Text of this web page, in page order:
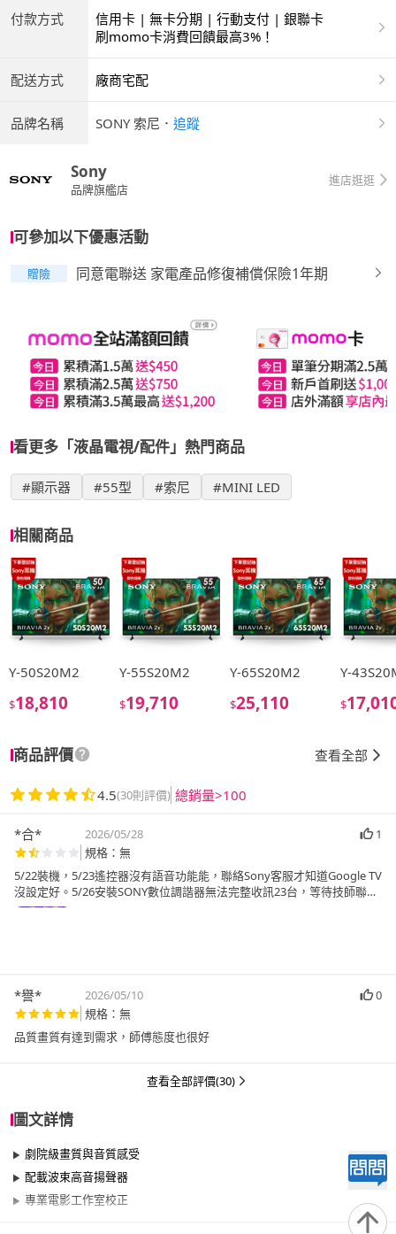
付款方式
信用卡 | 無卡分期 | 行動支付 | 銀聯卡
刷momo卡消費回饋最高3%！
配送方式 廠商宅配
品牌名稱 SONY 索尼 ． 追蹤
Sony
品牌旗艦店
進店逛逛
可參加以下優惠活動
贈險 同意電聯送 家電產品修復補償保險1年期
看更多「液晶電視/配件」熱門商品
#顯示器 #55型 #索尼 #MINI LED
相關商品
Y-50S20M2
$18,810
Y-55S20M2
$19,710
Y-65S20M2
$25,110
Y-
$
商品評價 查看全部
4.5(30則評價) 總銷量>100
*合* 2026/05/28
1
規格：無
5/22裝機，5/23遙控器沒有語音功能能，聯絡Sony客服才知道Google TV
沒設定好。5/26安裝SONY數位調諧器無法完整收訊23台，等待技師聯繫
處理。5/28電視電源燈不亮，無法選退貨￼。
*譽* 2026/05/10
0
規格：無
品質畫質有達到需求，師傅態度也很好
查看全部評價(30)
圖文詳情
劇院級畫質與音質感受
配載波束高音揚聲器
專業電影工作室校正